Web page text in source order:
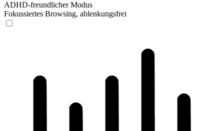
ADHD-freundlicher Modus
Fokussiertes Browsing, ablenkungsfrei